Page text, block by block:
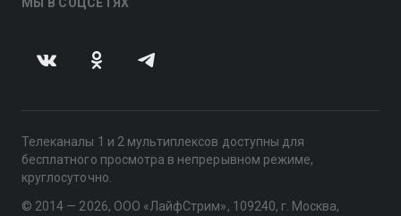
Телеканалы 1 и 2 мультиплексов доступны для
бесплатного просмотра в непрерывном режиме,
круглосуточно.
© 2014 — 2026, ООО «ЛайфСтрим», 109240, г. Москва,